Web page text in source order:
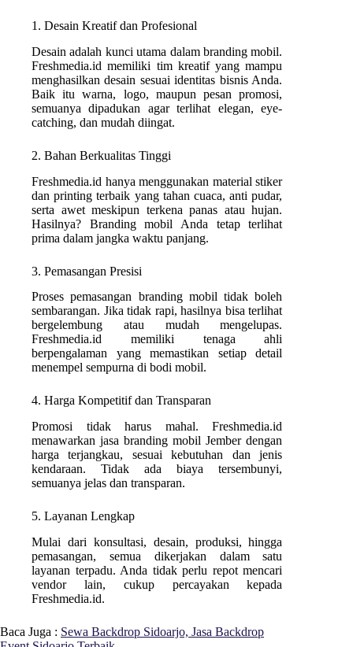
1. Desain Kreatif dan Profesional
Desain adalah kunci utama dalam branding mobil.
Freshmedia.id memiliki tim kreatif yang mampu
menghasilkan desain sesuai identitas bisnis Anda.
Baik itu warna, logo, maupun pesan promosi,
semuanya dipadukan agar terlihat elegan, eye-
catching, dan mudah diingat.
2. Bahan Berkualitas Tinggi
Freshmedia.id hanya menggunakan material stiker
dan printing terbaik yang tahan cuaca, anti pudar,
serta awet meskipun terkena panas atau hujan.
Hasilnya? Branding mobil Anda tetap terlihat
prima dalam jangka waktu panjang.
3. Pemasangan Presisi
Proses pemasangan branding mobil tidak boleh
sembarangan. Jika tidak rapi, hasilnya bisa terlihat
bergelembung atau mudah mengelupas.
Freshmedia.id memiliki tenaga ahli
berpengalaman yang memastikan setiap detail
menempel sempurna di bodi mobil.
4. Harga Kompetitif dan Transparan
Promosi tidak harus mahal. Freshmedia.id
menawarkan jasa branding mobil Jember dengan
harga terjangkau, sesuai kebutuhan dan jenis
kendaraan. Tidak ada biaya tersembunyi,
semuanya jelas dan transparan.
5. Layanan Lengkap
Mulai dari konsultasi, desain, produksi, hingga
pemasangan, semua dikerjakan dalam satu
layanan terpadu. Anda tidak perlu repot mencari
vendor lain, cukup percayakan kepada
Freshmedia.id.
Baca Juga : Sewa Backdrop Sidoarjo, Jasa Backdrop